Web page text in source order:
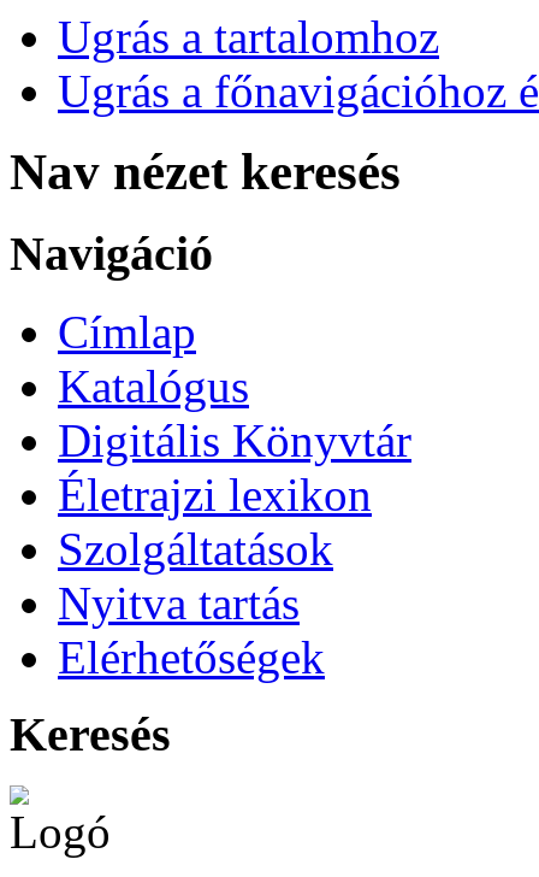
Ugrás a tartalomhoz
Ugrás a főnavigációhoz
Nav nézet keresés
Navigáció
Címlap
Katalógus
Digitális Könyvtár
Életrajzi lexikon
Szolgáltatások
Nyitva tartás
Elérhetőségek
Keresés